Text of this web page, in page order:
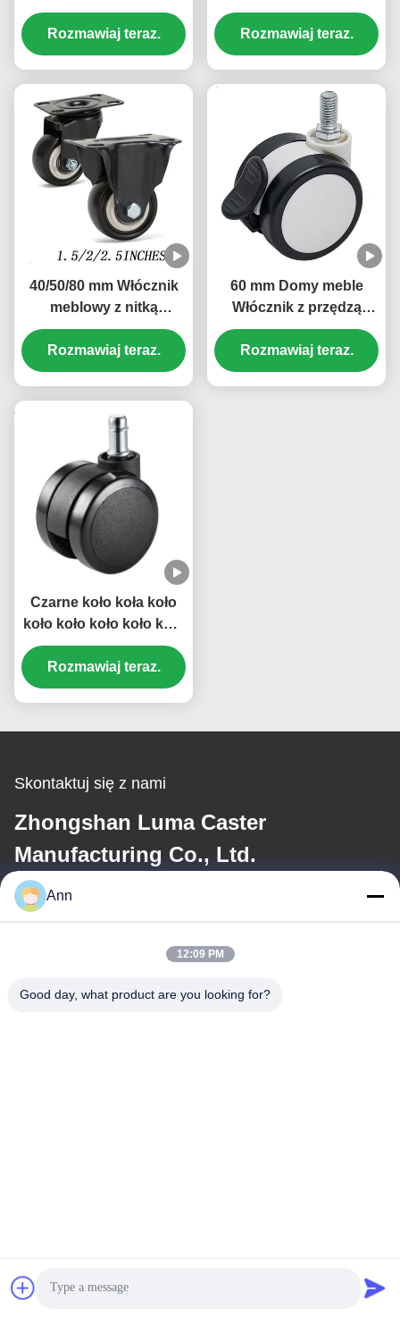
trzpieniem o średnicy
60 mm i cichej pracy do
mebli
Rozmawiaj teraz.
kulkowym do mebli i
krzeseł biurowych
Rozmawiaj teraz.
40/50/80 mm Włócznik
meblowy z nitką
Włócznik koła Pvc
Włócznik krzesła małe
1/1.5/2 cali Księgarnia
Rozmawiaj teraz.
60 mm Domy meble
Włócznik z przędzą
Płytka podstawy
łodygna Włócznik z
zamkiem Koło biurowe
Rozmawiaj teraz.
Czarne koło koła koło
koło koło koło koło koło
koło koło koło koło koło
koło koło koło koło koło
koło koło koło
Rozmawiaj teraz.
Skontaktuj się z nami
Zhongshan Luma Caster
Manufacturing Co., Ltd.
Wiadomość elektroniczna
Chiny Dobra jakość Przemysłowe kółka do kół Sprzedawca.
Ann
12:09 PM
Good day, what product are you looking for?